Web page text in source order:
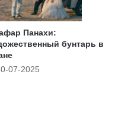
Панахи:
бунтарь в
07-2025